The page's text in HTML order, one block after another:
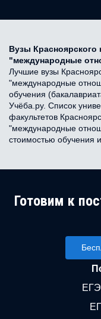
Вузы Красноярского
"международные
Лучшие вузы
"международные
обучения
Учёба.ру. Список
факультетов
"международные
стоимостью обучения
Готовим к
ЕГЭ